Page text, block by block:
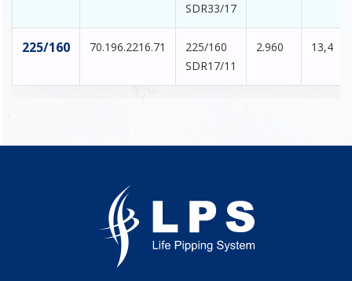
SDR33/17
225/160 70.196.2216.71
225/160
SDR17/11
2.960 13,4